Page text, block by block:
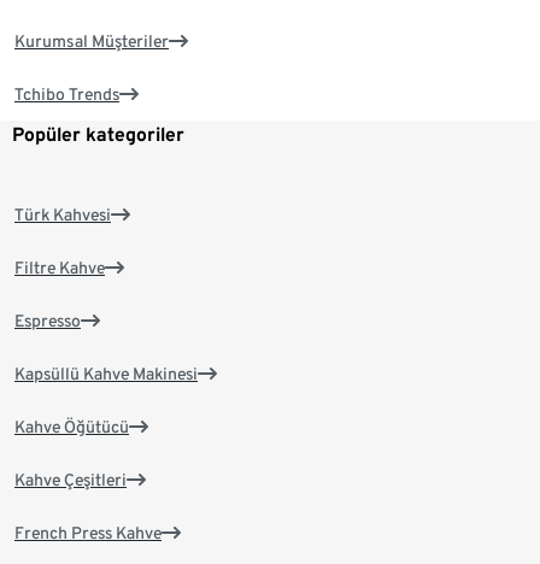
Kurumsal Müşteriler
Tchibo Trends
Popüler kategoriler
Türk Kahvesi
Filtre Kahve
Espresso
Kapsüllü Kahve Makinesi
Kahve Öğütücü
Kahve Çeşitleri
French Press Kahve